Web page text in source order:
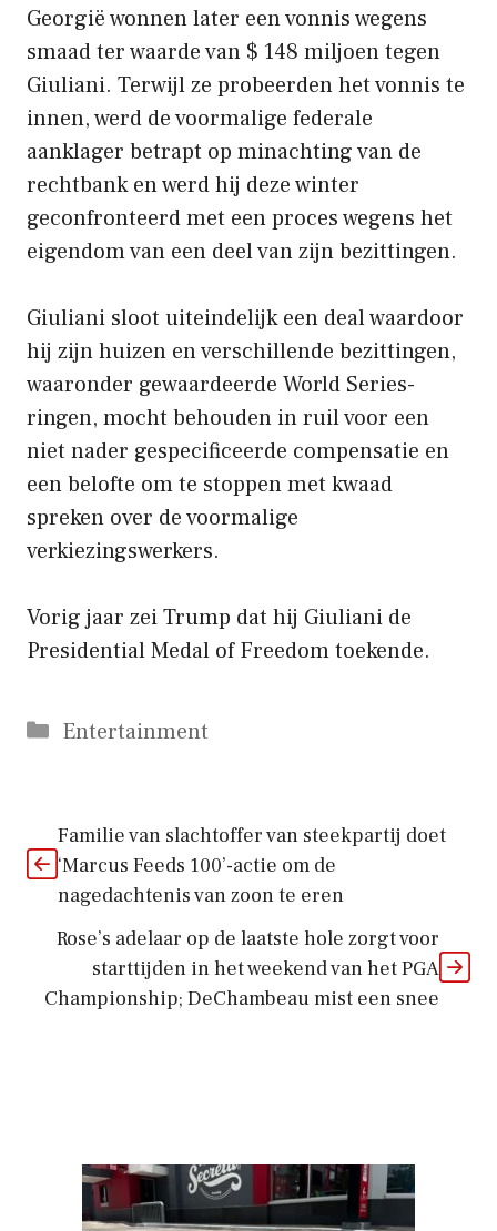
Georgië wonnen later een vonnis wegens
smaad ter waarde van $ 148 miljoen tegen
Giuliani. Terwijl ze probeerden het vonnis te
innen, werd de voormalige federale
aanklager betrapt op minachting van de
rechtbank en werd hij deze winter
geconfronteerd met een proces wegens het
eigendom van een deel van zijn bezittingen.
Giuliani sloot uiteindelijk een deal waardoor
hij zijn huizen en verschillende bezittingen,
waaronder gewaardeerde World Series-
ringen, mocht behouden in ruil voor een
niet nader gespecificeerde compensatie en
een belofte om te stoppen met kwaad
spreken over de voormalige
verkiezingswerkers.
Vorig jaar zei Trump dat hij Giuliani de
Presidential Medal of Freedom toekende.
Categorieën
Entertainment
Familie van slachtoffer van steekpartij doet
‘Marcus Feeds 100’-actie om de
nagedachtenis van zoon te eren
Rose’s adelaar op de laatste hole zorgt voor
starttijden in het weekend van het PGA
Championship; DeChambeau mist een snee